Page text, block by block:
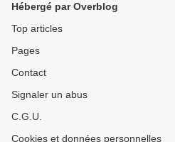
Hébergé par Overblog
Top articles
Pages
Contact
Signaler un abus
C.G.U.
Cookies et données personnelles